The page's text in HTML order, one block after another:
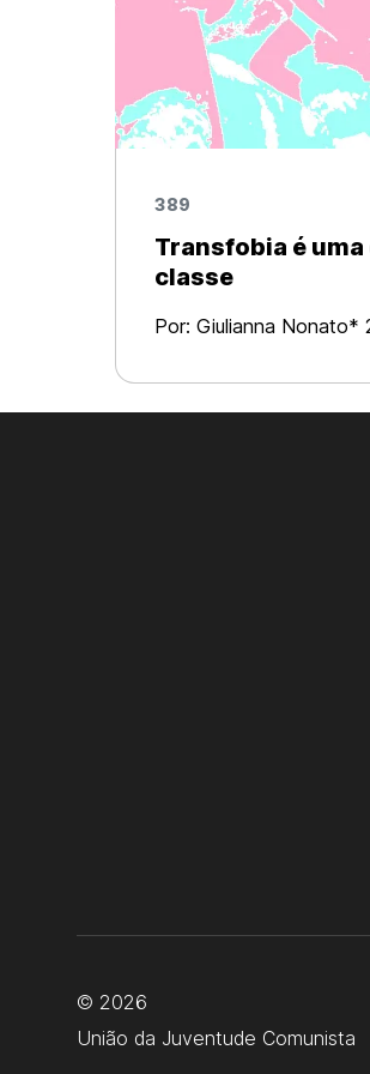
389
Transfobia é
classe
Por: Giulianna Nonato* 29 de Janeiro é
travestis, mulheres
homens trans. Durante
© 2026
União da Juventude Comunista